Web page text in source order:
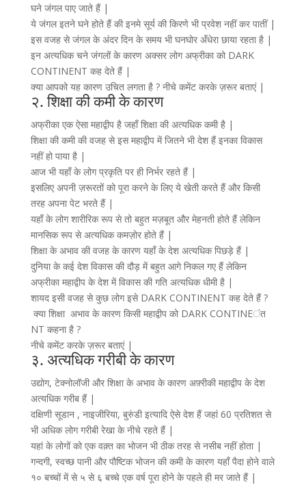
घने जंगल पाए जाते हैं |
ये जंगल इतने घने होते हैं की इनमे सूर्य की किरणे भी प्रवेश नहीं कर पातीं |
इस वजह से जंगल के अंदर दिन के समय भी घनघोर अँधेरा छाया रहता है |
इन अत्यधिक चने जंगलों के कारण अक्सर लोग अफ्रीका को DARK
CONTINENT कह देते हैं |
क्या आपको यह कारण उचित लगता है ? नीचे कमेंट करके ज़रूर बताएं |
२. शिक्षा की कमी के कारण
अफ्रीका एक ऐसा महाद्वीप है जहाँ शिक्षा की अत्यधिक कमी है |
शिक्षा की कमी की वजह से इस महाद्वीप में जितने भी देश हैं इनका विकास
नहीं हो पाया है |
आज भी यहाँ के लोग प्रकृति पर ही निर्भर रहते हैं |
इसलिए अपनी ज़रूरतों को पूरा करने के लिए ये खेती करते हैं और किसी
तरह अपना पेट भरते हैं |
यहाँ के लोग शारीरिक रूप से तो बहुत मज़बूत और मेहनती होते हैं लेकिन
मानसिक रूप से अत्यधिक कमज़ोर होते हैं |
शिक्षा के अभाव की वजह के कारण यहाँ के देश अत्यधिक पिछड़े हैं |
दुनिया के कई देश विकास की दौड़ में बहुत आगे निकल गए हैं लेकिन
अफ्रीका महाद्वीप के देश में विकास की गति अत्यधिक धीमी है |
शायद इसी वजह से कुछ लोग इसे DARK CONTINENT कह देते हैं ?
क्या शिक्षा अभाव के कारण किसी महाद्वीप को DARK CONTINEंत
NT कहना है ?
नीचे कमेंट करके ज़रूर बताएं |
३. अत्यधिक गरीबी के कारण
उद्योग, टेक्नोलॉजी और शिक्षा के अभाव के कारण अफ़्रीकी महाद्वीप के देश
अत्यधिक गरीब हैं |
दक्षिणी सूडान , नाइजीरिया, बुरुंडी इत्यादि ऐसे देश हैं जहां 60 प्रतिशत से
भी अधिक लोग गरीबी रेखा के नीचे रहते हैं |
यहां के लोगों को एक वक़्त का भोजन भी ठीक तरह से नसीब नहीं होता |
गन्दगी, स्वच्छ पानी और पौष्टिक भोजन की कमी के कारण यहाँ पैदा होने वाले
१० बच्चों में से ५ से ६ बच्चे एक वर्ष पूरा होने के पहले ही मर जाते हैं |